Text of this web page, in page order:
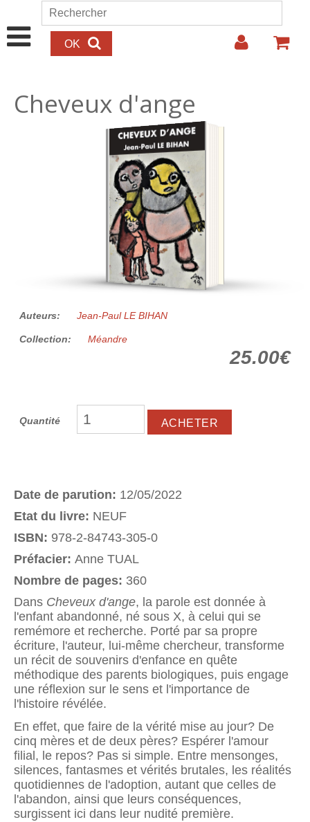
Aller au contenu principal
Formulaire de recherche
Rechercher
Cheveux d'ange
25.00€
Auteurs: Jean-Paul LE BIHAN
Collection: Méandre
25.00€
Quantité
Date de parution: 12/05/2022
Etat du livre: NEUF
ISBN: 978-2-84743-305-0
Préfacier: Anne TUAL
Nombre de pages: 360
Dans Cheveux d'ange, la parole est donnée à
l'enfant abandonné, né sous X, à celui qui se
remémore et recherche. Porté par sa propre
écriture, l'auteur, lui-même chercheur, transforme
un récit de souvenirs d'enfance en quête
méthodique des parents biologiques, puis engage
une réflexion sur le sens et l'importance de
l'histoire révélée.
En effet, que faire de la vérité mise au jour? De
cinq mères et de deux pères? Espérer l'amour
filial, le repos? Pas si simple. Entre mensonges,
silences, fantasmes et vérités brutales, les réalités
quotidiennes de l'adoption, autant que celles de
l'abandon, ainsi que leurs conséquences,
surgissent ici dans leur nudité première.